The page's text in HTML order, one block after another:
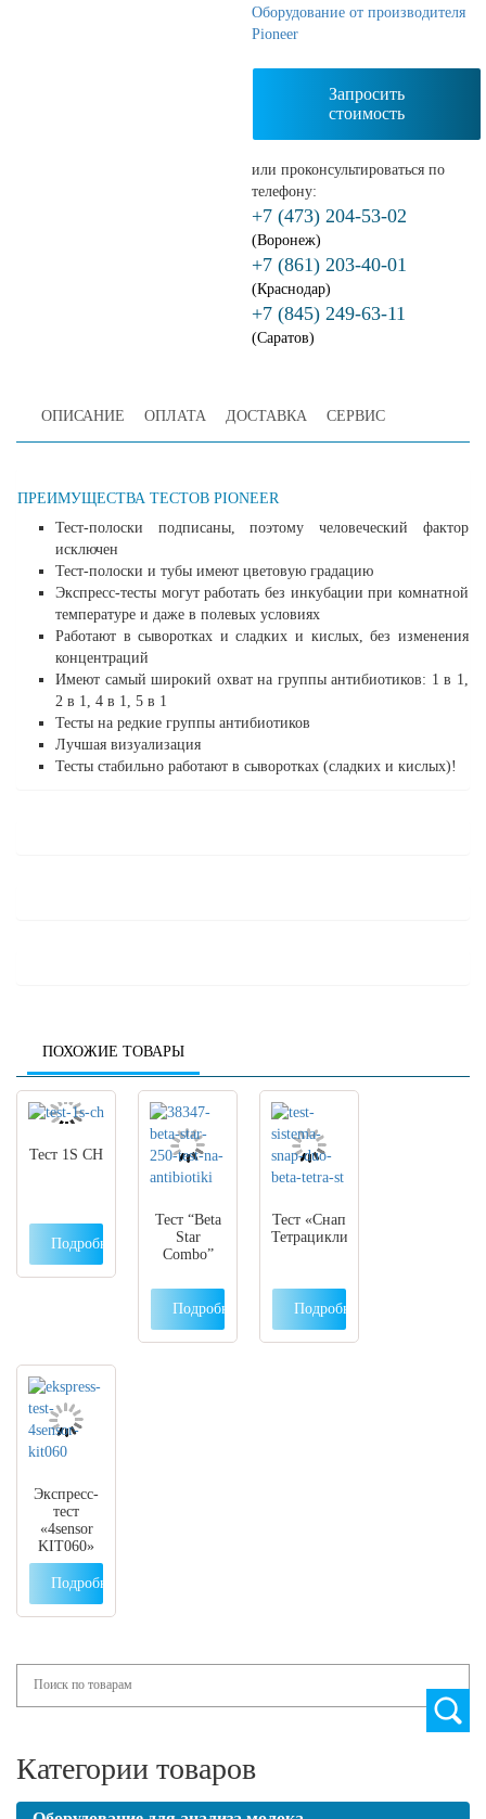
Оборудование от производителя
Pioneer
Запросить
стоимость
или проконсультироваться по
телефону:
+7 (473) 204-53-02
(Воронеж)
+7 (861) 203-40-01
(Краснодар)
+7 (845) 249-63-11
(Саратов)
ОПИСАНИЕ ОПЛАТА ДОСТАВКА СЕРВИС
ПРЕИМУЩЕСТВА ТЕСТОВ PIONEER
Тест-полоски подписаны, поэтому человеческий фактор
исключен
Тест-полоски и тубы имеют цветовую градацию
Экспресс-тесты могут работать без инкубации при комнатной
температуре и даже в полевых условиях
Работают в сыворотках и сладких и кислых, без изменения
концентраций
Имеют самый широкий охват на группы антибиотиков: 1 в 1,
2 в 1, 4 в 1, 5 в 1
Тесты на редкие группы антибиотиков
Лучшая визуализация
Тесты стабильно работают в сыворотках (сладких и кислых)!
ПОХОЖИЕ ТОВАРЫ
Тест 1S CH
Подробнее
Тест “Beta
Star
Combo”
Подробнее
Тест «Снап
Тетрациклин»
Подробнее
Экспресс-
тест
«4sensor
KIT060»
Подробнее
Категории товаров